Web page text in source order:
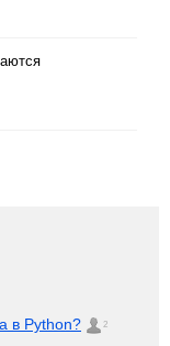
в Python? 2